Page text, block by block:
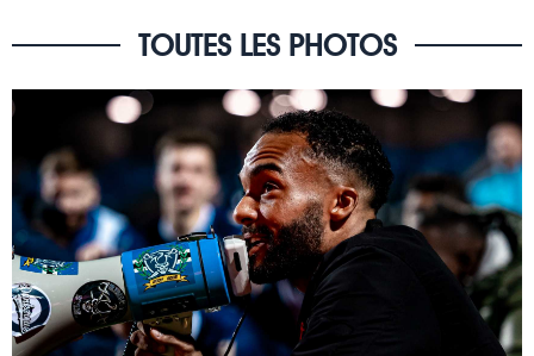
TOUTES LES PHOTOS